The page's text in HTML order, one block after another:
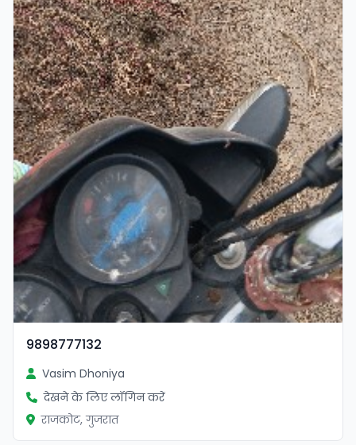
9898777132
Vasim Dhoniya
देखने के लिए लॉगिन करें
राजकोट, गुजरात